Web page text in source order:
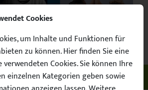
Facebook
X / Twitter
Instagram
YouTubeSuche
Euer Fussball. Menü
Cookies
um Inhalte und Funktionen für
zu können. Hier finden Sie eine
Cookies. Sie können Ihre
einzelnen Kategorien geben sowie